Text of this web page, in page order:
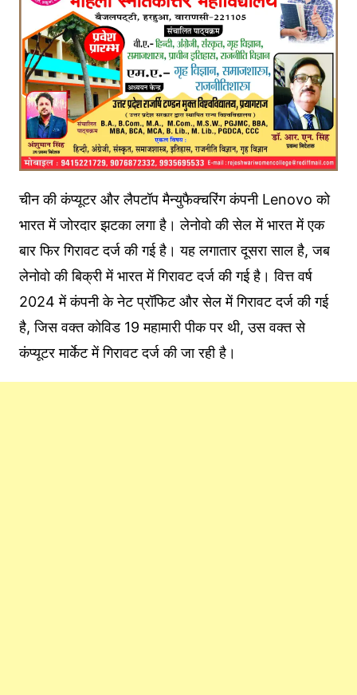
चीन की कंप्यूटर और लैपटॉप मैन्युफैक्चरिंग कंपनी Lenovo को
भारत में जोरदार झटका लगा है। लेनोवो की सेल में भारत में एक
बार फिर गिरावट दर्ज की गई है। यह लगातार दूसरा साल है, जब
लेनोवो की बिक्री में भारत में गिरावट दर्ज की गई है। वित्त वर्ष
2024 में कंपनी के नेट प्रॉफिट और सेल में गिरावट दर्ज की गई
है, जिस वक्त कोविड 19 महामारी पीक पर थी, उस वक्त से
कंप्यूटर मार्केट में गिरावट दर्ज की जा रही है।